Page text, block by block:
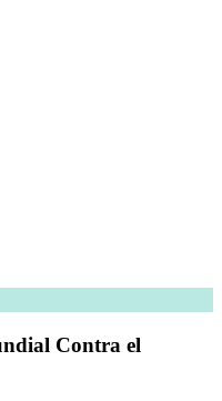
Contra el